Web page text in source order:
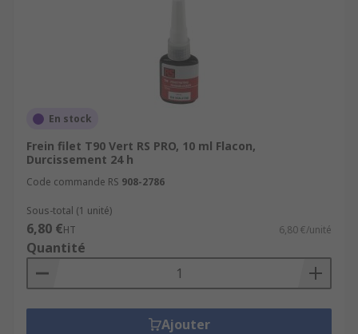
En stock
Frein filet T90 Vert RS PRO, 10 ml Flacon,
Durcissement 24 h
Code commande RS 908-2786
Sous-total (1 unité)
6,80 €HT 6,80 €/unité
Quantité
Ajouter